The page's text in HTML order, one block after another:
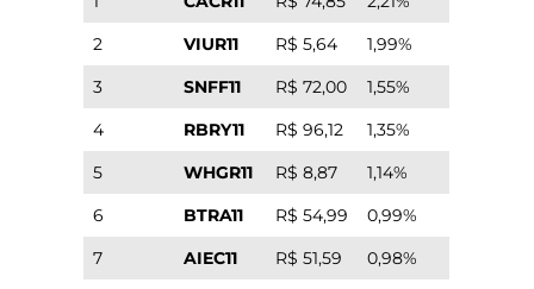
2
VIUR11 R$ 5,64
1,99%
3
SNFF11 R$ 72,00
1,55%
4
RBRY11 R$ 96,12
1,35%
5
WHGR11 R$ 8,87
1,14%
6
BTRA11 R$ 54,99
0,99%
7
AIEC11 R$ 51,59
0,98%